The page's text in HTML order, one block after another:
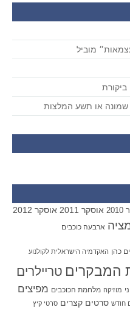
אוסקר 2011 אוסקר 2012
ארבעה כוכבים
כהן האקדמיה הישראלית לקולנוע
המבקרים טריילרים
מוזיקה מלחמת הכוכבים מפיצים
חודש סרטים קצרים סרטי קיץ